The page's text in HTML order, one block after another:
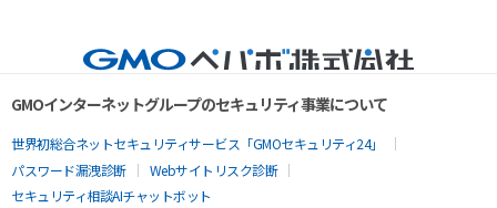
GMOインターネットグループのセキュリティ事業について
世界初総合ネットセキュリティサービス「GMOセキュリティ24」
パスワード漏洩診断
Webサイトリスク診断
セキュリティ相談AIチャットボット